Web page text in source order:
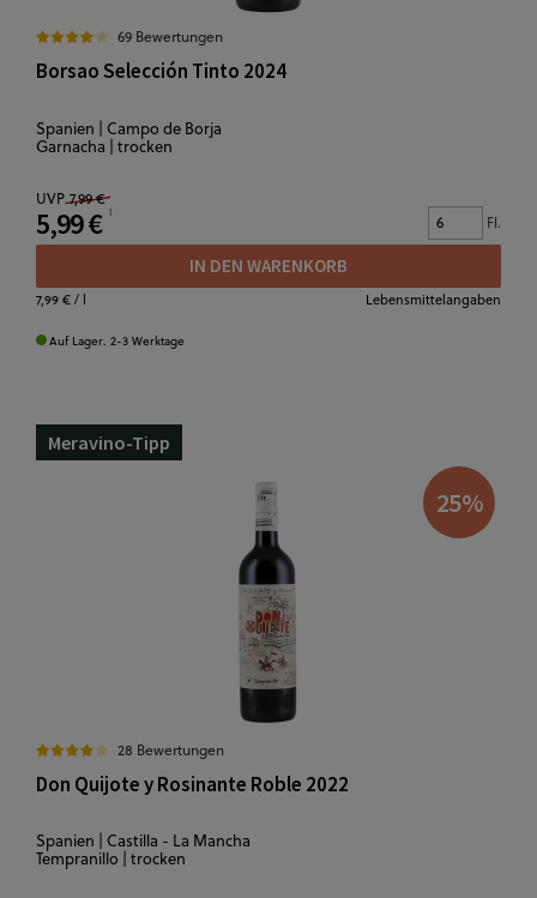
69 Bewertungen
Borsao Selección Tinto 2024
Spanien | Campo de Borja
Garnacha | trocken
UVP 7,99 €
5,99 € Fl.
IN DEN WARENKORB
7,99 €/ l Lebensmittelangaben
Auf Lager. 2-3 Werktage
Meravino-Tipp
25%
28 Bewertungen
Don Quijote y Rosinante Roble 2022
Spanien | Castilla - La Mancha
Tempranillo | trocken